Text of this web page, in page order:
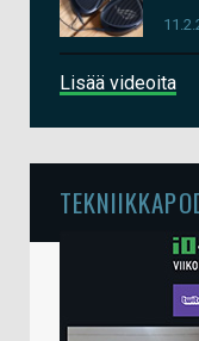
Lisää videoita